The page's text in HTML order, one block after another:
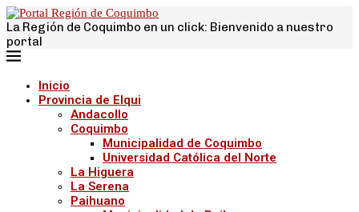
La Región de Coquimbo en un click: Bienvenido a nuestro
portal
Inicio
Provincia de Elqui
Andacollo
Coquimbo
Municipalidad de Coquimbo
Universidad Católica del Norte
La Higuera
La Serena
Paihuano